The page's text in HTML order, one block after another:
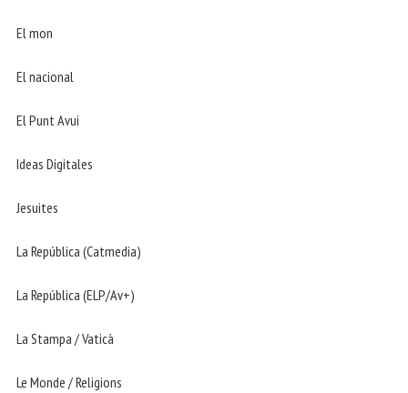
El mon
El nacional
El Punt Avui
Ideas Digitales
Jesuites
La República (Catmedia)
La República (ELP/Av+)
La Stampa / Vaticà
Le Monde / Religions